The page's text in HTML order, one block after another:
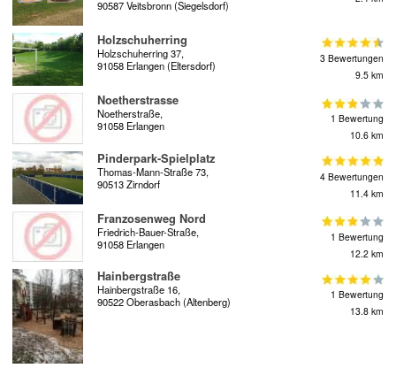
90587 Veitsbronn (Siegelsdorf)
Holzschuherring
Holzschuherring 37,
91058 Erlangen (Eltersdorf)
3 Bewertungen
9.5 km
Noetherstrasse
Noetherstraße,
91058 Erlangen
1 Bewertung
10.6 km
Pinderpark-Spielplatz
Thomas-Mann-Straße 73,
90513 Zirndorf
4 Bewertungen
11.4 km
Franzosenweg Nord
Friedrich-Bauer-Straße,
91058 Erlangen
1 Bewertung
12.2 km
Hainbergstraße
Hainbergstraße 16,
90522 Oberasbach (Altenberg)
1 Bewertung
13.8 km